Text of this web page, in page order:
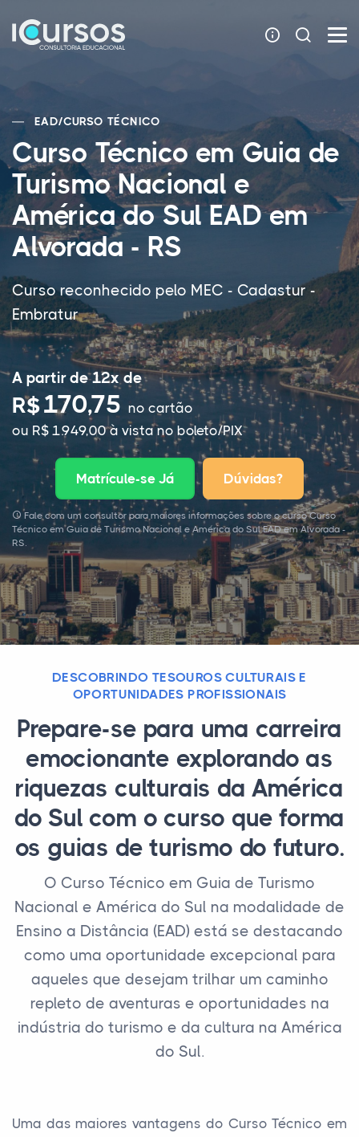
EAD/CURSO TÉCNICO
Curso Técnico em Guia de
Turismo Nacional e
América do Sul EAD em
Alvorada - RS
Curso reconhecido pelo MEC - Cadastur -
Embratur
A partir de 12x de
R$170,75 no cartão
ou R$ 1.949,00 à vista no boleto/PIX
Matrícule-se Já Dúvidas?
Fale com um consultor para maiores informações sobre o curso Curso
Técnico em Guia de Turismo Nacional e América do Sul EAD em Alvorada -
RS.
DESCOBRINDO TESOUROS CULTURAIS E
OPORTUNIDADES PROFISSIONAIS
Prepare-se para uma carreira
emocionante explorando as
riquezas culturais da América
do Sul com o curso que forma
os guias de turismo do futuro.
O Curso Técnico em Guia de Turismo
Nacional e América do Sul na modalidade de
Ensino a Distância (EAD) está se destacando
como uma oportunidade excepcional para
aqueles que desejam trilhar um caminho
repleto de aventuras e oportunidades na
indústria do turismo e da cultura na América
do Sul.
Uma das maiores vantagens do Curso Técnico em